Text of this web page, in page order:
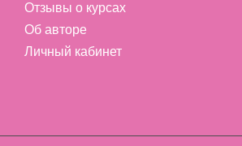
Отзывы о курсах
Об авторе
Личный кабинет